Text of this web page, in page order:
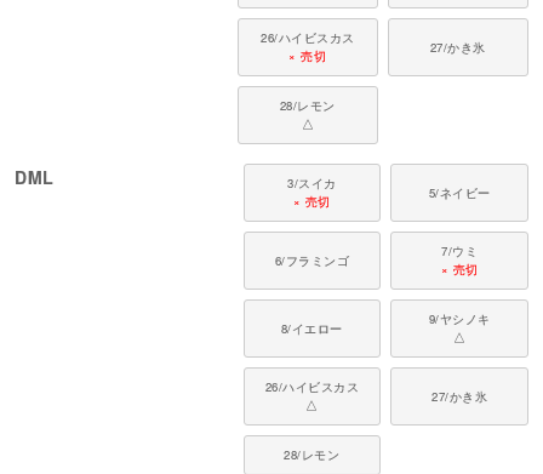
26/ハイビスカス
× 売切
27/かき氷
28/レモン
△
DML
3/スイカ
× 売切
5/ネイビー
6/フラミンゴ
7/ウミ
× 売切
8/イエロー
9/ヤシノキ
△
26/ハイビスカス
△
27/かき氷
28/レモン